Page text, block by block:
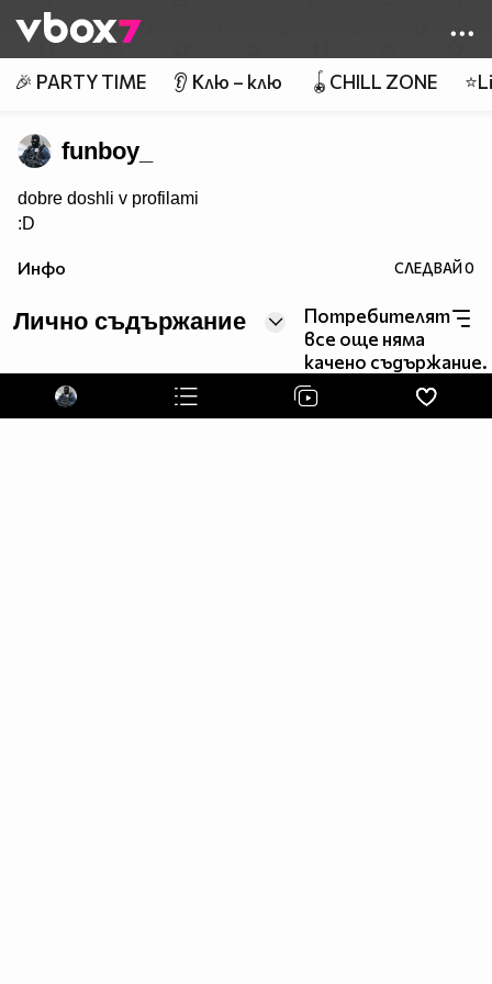
👾
🎉 PARTY TIME 👂 Клю – клю 🪀CHILL ZONE
funboy_
dobre doshli v profilami
:D
Инфо СЛЕДВАЙ0
Лично съдържание
Потребителят
все още няма
качено съдържание.